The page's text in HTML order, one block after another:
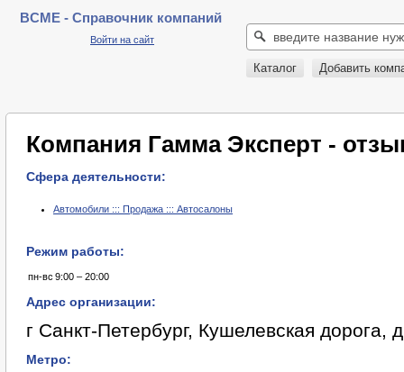
BCME - Справочник компаний
Войти на сайт
Каталог Добавить
Компания Гамма Эксперт -
Сфера деятельности:
Автомобили ::: Продажа ::: Автосалоны
Режим работы:
пн-вс 9:00 – 20:00
Адрес организации:
г Санкт-Петербург, Кушелевская дорога,
Метро: